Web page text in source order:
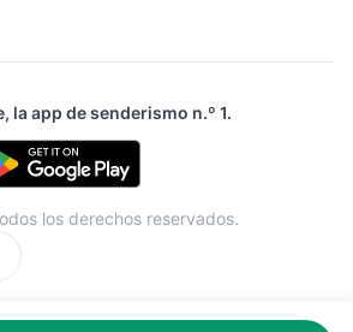
la app de senderismo n.º 1.
los derechos reservados.